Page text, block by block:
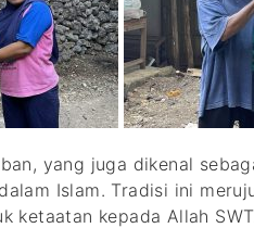
yang juga dikenal
Islam. Tradisi ini
ketaatan kepada Allah